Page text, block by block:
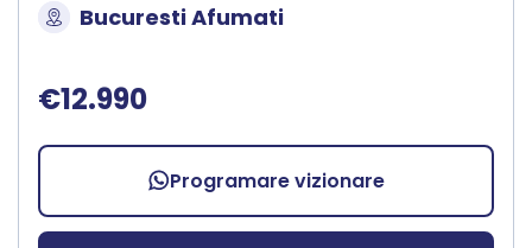
Bucuresti Afumati
€12.990
Programare vizionare